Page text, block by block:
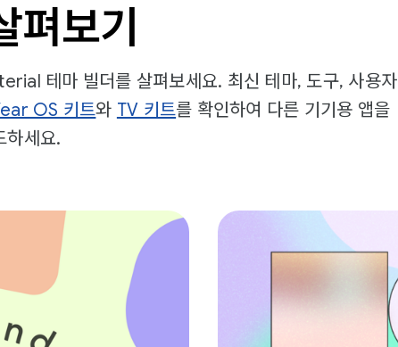
펴보기
테마 빌더를 살펴보세요. 최신 테마, 도구, 사용자
OS 키트와 TV 키트를 확인하여 다른 기기용 앱을
하세요.